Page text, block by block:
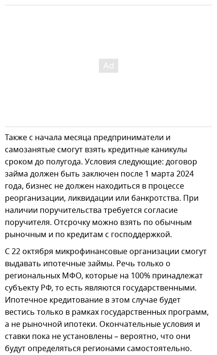
Также с начала месяца предприниматели и
самозанятые смогут взять кредитные каникулы
сроком до полугода. Условия следующие: договор
займа должен быть заключен после 1 марта 2024
года, бизнес не должен находиться в процессе
реорганизации, ликвидации или банкротства. При
наличии поручительства требуется согласие
поручителя. Отсрочку можно взять по обычным
рыночным и по кредитам с господдержкой.
С 22 октября микрофинансовые организации смогут
выдавать ипотечные займы. Речь только о
региональных МФО, которые на 100% принадлежат
субъекту РФ, то есть являются государственными.
Ипотечное кредитование в этом случае будет
вестись только в рамках государственных программ,
а не рыночной ипотеки. Окончательные условия и
ставки пока не установлены – вероятно, что они
будут определяться регионами самостоятельно.